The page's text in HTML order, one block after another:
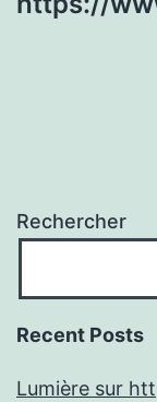
Rechercher
Recent Posts
Lumière sur